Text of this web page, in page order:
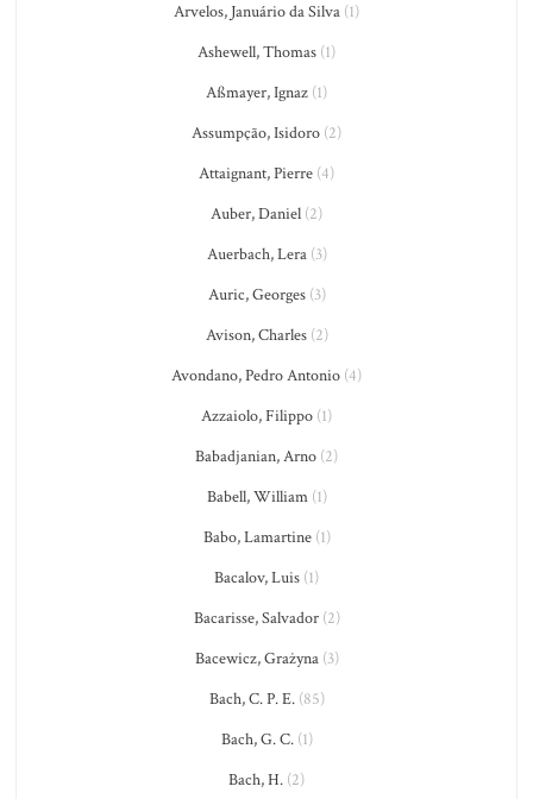
Arvelos, Januário da Silva (1)
Ashewell, Thomas (1)
Aßmayer, Ignaz (1)
Assumpção, Isidoro (2)
Attaignant, Pierre (4)
Auber, Daniel (2)
Auerbach, Lera(3)
Auric, Georges(3)
Avison, Charles(2)
Avondano, Pedro Antonio (4)
Azzaiolo, Filippo (1)
Babadjanian, Arno (2)
Babell, William(1)
Babo, Lamartine(1)
Bacalov, Luis (1)
Bacarisse, Salvador(2)
Bacewicz, Grażyna(3)
Bach, C. P. E.(85)
Bach, G. C.(1)
Bach, H. (2)